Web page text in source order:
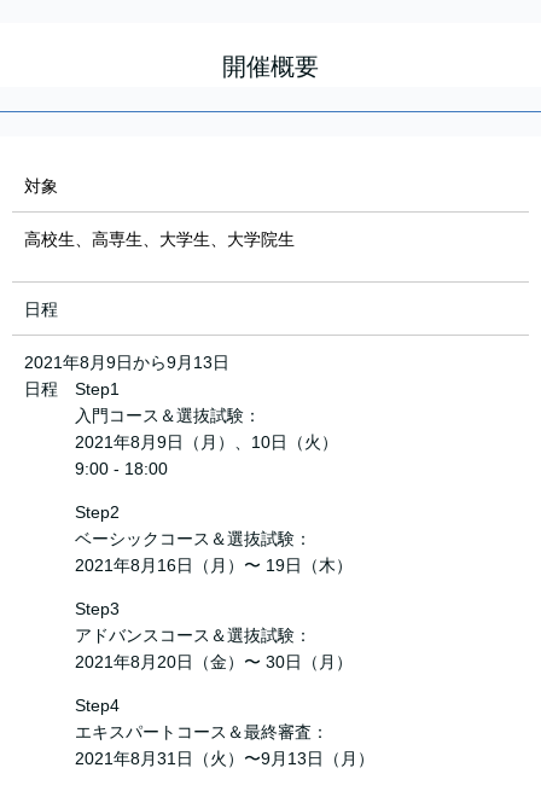
開催概要
対象
高校生、高専生、大学生、大学院生
日程
2021年8月9日から9月13日
日程 Step1
入門コース＆選抜試験：
2021年8月9日（月）、10日（火）
9:00 - 18:00
Step2
ベーシックコース＆選抜試験：
2021年8月16日（月）〜 19日（木）
Step3
アドバンスコース＆選抜試験：
2021年8月20日（金）〜 30日（月）
Step4
エキスパートコース＆最終審査：
2021年8月31日（火）〜9月13日（月）